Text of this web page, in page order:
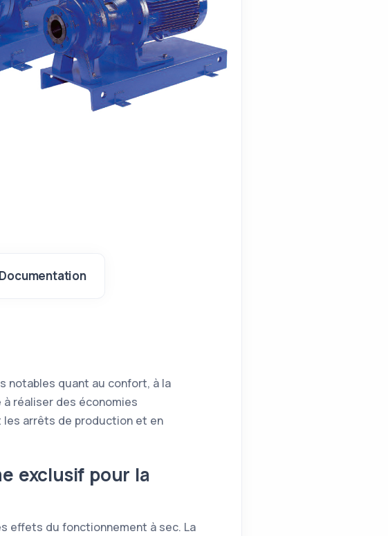
Documentation
notables quant au confort, à la
réaliser des économies
arrêts de production et en
exclusif pour la
effets du fonctionnement à sec. La